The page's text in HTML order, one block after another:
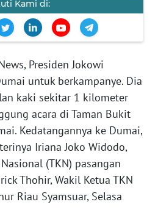
Kami di:
Presiden Jokowi
untuk berkampanye. Dia
kaki sekitar 1 kilometer
acara di Taman Bukit
Kedatangannya ke Dumai,
Iriana Joko Widodo,
(TKN) pasangan
Thohir, Wakil Ketua TKN
Riau Syamsuar, Selasa